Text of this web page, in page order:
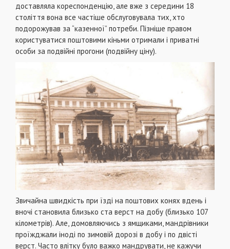
доставляла кореспонденцію, але вже з середини 18
століття вона все частіше обслуговувала тих, хто
подорожував за “казенної” потреби. Пізніше правом
користуватися поштовими кіньми отримали і приватні
особи за подвійні прогони (подвійну ціну).
Звичайна швидкість при їзді на поштових конях вдень і
вночі становила близько ста верст на добу (близько 107
кілометрів). Але, домовляючись з ямщиками, мандрівники
проїжджали іноді по зимовій дорозі в добу і по двісті
верст. Часто влітку було важко мандрувати, не кажучи